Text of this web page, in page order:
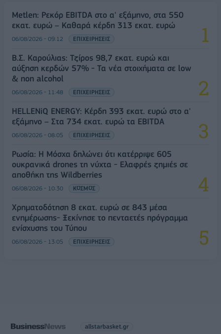
Metlen: Ρεκόρ EBITDA στο α' εξάμηνο, στα 550
εκατ. ευρώ – Καθαρά κέρδη 313 εκατ. ευρώ
06/08/2026 - 09:12 ΕΠΙΧΕΙΡΗΣΕΙΣ
Β.Σ. Καρούλιας: Τζίρος 98,7 εκατ. ευρώ και
αύξηση κερδών 57% - Τα νέα στοιχήματα σε low
& non alcohol
06/08/2026 - 11:48 ΕΠΙΧΕΙΡΗΣΕΙΣ
HELLENiQ ENERGY: Κέρδη 393 εκατ. ευρώ στο α'
εξάμηνο – Στα 734 εκατ. ευρώ τα EBITDA
06/08/2026 - 08:05 ΕΠΙΧΕΙΡΗΣΕΙΣ
Ρωσία: Η Μόσχα δηλώνει ότι κατέρριψε 605
ουκρανικά drones τη νύχτα - Ελαφρές ζημιές σε
αποθήκη της Wildberries
06/08/2026 - 10:30 ΚΟΣΜΟΣ
Χρηματοδότηση 8 εκατ. ευρώ σε 843 μέσα
ενημέρωσης- Ξεκίνησε το πενταετές πρόγραμμα
ενίσχυσης του Τύπου
06/08/2026 - 13:05 ΕΠΙΧΕΙΡΗΣΕΙΣ
allstarbasket.gr